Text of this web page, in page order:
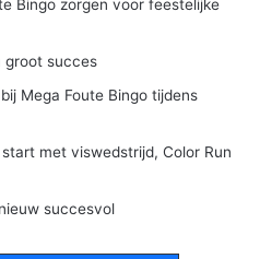
Bingo zorgen voor feestelijke
groot succes
Mega Foute Bingo tijdens
met viswedstrijd, Color Run
succesvol